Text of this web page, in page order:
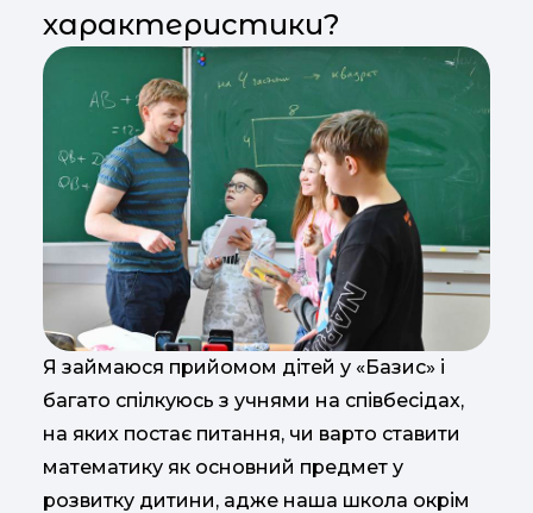
характеристики?
Я займаюся прийомом дітей у «Базис» і
багато спілкуюсь з учнями на співбесідах,
на яких постає питання, чи варто ставити
математику як основний предмет у
розвитку дитини, адже наша школа окрім